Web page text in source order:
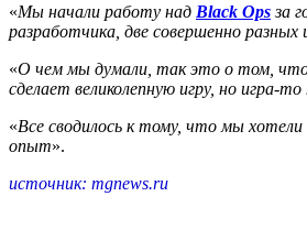
«Мы начали работу над Black Opsза
разработчика, две совершенно разных
«О чем мы думали, так это о том, что
сделает великолепную игру, но игра-
«Все сводилось к тому, что мы
опыт».
источник: mgnews.ru